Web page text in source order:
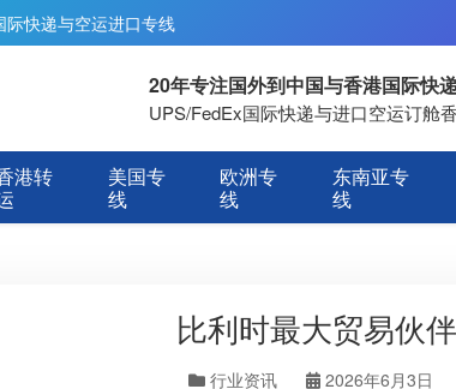
快递与空运进口专线
20年专注国外到中国与香港国际快
UPS/FedEx国际快递与进口空运订舱
港转
美国专
线
欧洲专
线
东南亚专
线
比利时最大贸易伙伴
行业资讯 2026年6月3日